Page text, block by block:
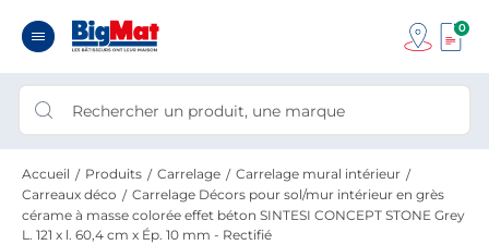
0
Accueil Produits Carrelage
Carrelage mural intérieur
Carreaux déco
Carrelage Décors pour sol/mur intérieur en grès
cérame à masse colorée effet béton SINTESI CONCEPT STONE Grey
L. 121 x l. 60,4 cm x Ép. 10 mm - Rectifié